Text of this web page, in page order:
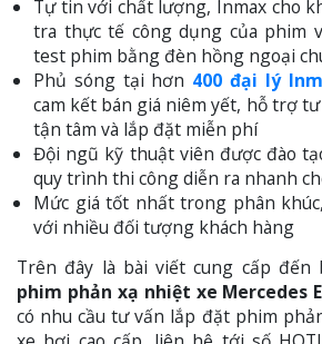
Tự tin với chất lượng, Inmax cho
tra thực tế công dụng của phim
test phim bằng đèn hồng ngoại
Phủ sóng tại hơn 400 đại lý
cam kết bán giá niêm yết, hỗ trợ
tận tâm và lắp đặt miễn phí
Đội ngũ kỹ thuật viên được đào
quy trình thi công diễn ra nhanh
Mức giá tốt nhất trong phân
với nhiều đối tượng khách hàng
Trên đây là bài viết cung cấp
phim phản xạ nhiệt xe Mercedes
có nhu cầu tư vấn lắp đặt phim